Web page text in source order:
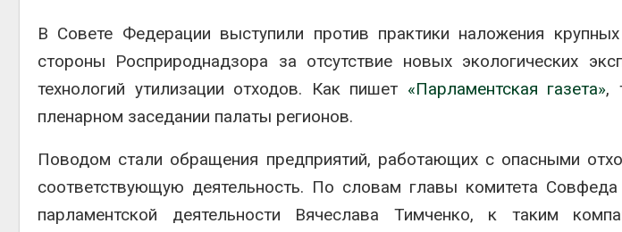
В Совете Федерации выступили против практики наложения
стороны Росприроднадзора за отсутствие новых экологических
технологий утилизации отходов. Как пишет «Парламентская газета»,
пленарном заседании палаты регионов.
Поводом стали обращения предприятий, работающих с опасными
соответствующую деятельность. По словам главы комитета Совфеда
парламентской деятельности Вячеслава Тимченко, к таким
из воздуха с помощью
Авг 6, 2026